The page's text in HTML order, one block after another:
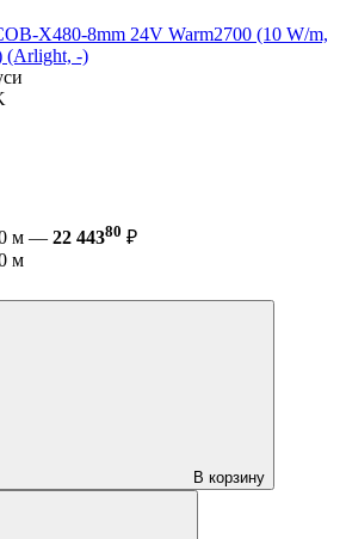
X480-8mm 24V Warm2700 (10 W/m,
(Arlight, -)
м — 22 44380 ₽
м
В корзину